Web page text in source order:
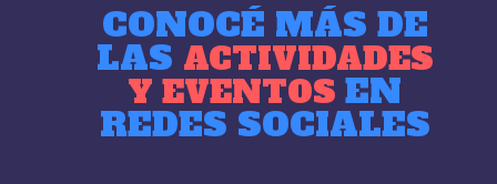
CONOCÉ MÁS DE
LAS ACTIVIDADES
Y EVENTOSEN
REDES SOCIALES